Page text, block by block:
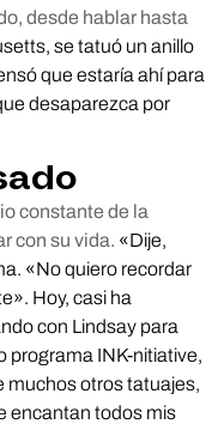
desde hablar hasta
se tatuó un anillo
que estaría ahí para
desaparezca por
constante de la
con su vida. «Dije,
«No quiero recordar
Hoy, casi ha
con Lindsay para
programa INK-nitiative,
muchos otros tatuajes,
encantan todos mis